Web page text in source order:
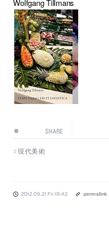
Wolfgang Tillmans
SHARE
現代美術
2012.09.21 Fri 18:42 permalink